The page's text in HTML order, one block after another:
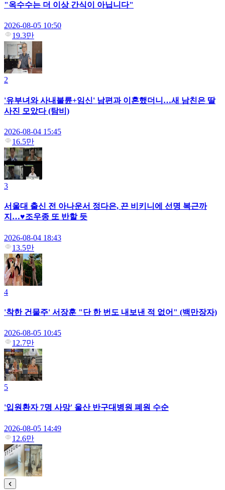
"옥수수는 더 이상 간식이 아닙니다"
2026-08-05 10:50
19.3만
2
'유부녀와 사내불륜+임신' 남편과 이혼했더니…새 남친은 딸
사진 모았다 (탐비)
2026-08-04 15:45
16.5만
3
서울대 출신 전 아나운서 정다은, 끈 비키니에 선명 복근까
지…♥조우종 또 반할 듯
2026-08-04 18:43
13.5만
4
'착한 건물주' 서장훈 "단 한 번도 내보낸 적 없어" (백만장자)
2026-08-05 10:45
12.7만
5
'입원환자 7명 사망' 울산 반구대병원 폐원 수순
2026-08-05 14:49
12.6만